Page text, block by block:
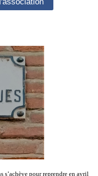
s’achève pour reprendre en avril